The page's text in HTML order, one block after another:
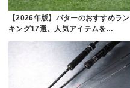
【2026年版】パターのおすすめラン
キング17選。人気アイテムを…